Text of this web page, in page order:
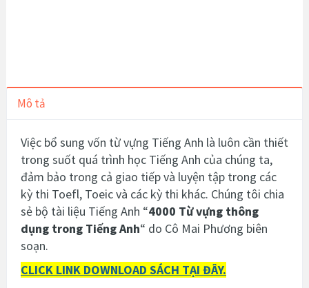
Mô tả
Việc bổ sung vốn từ vựng Tiếng Anh là luôn cần thiết
trong suốt quá trình học Tiếng Anh của chúng ta,
đảm bảo trong cả giao tiếp và luyện tập trong các
kỳ thi Toefl, Toeic và các kỳ thi khác. Chúng tôi chia
sẻ bộ tài liệu Tiếng Anh “4000 Từ vựng thông
dụng trong Tiếng Anh“ do Cô Mai Phương biên
soạn.
CLICK LINK DOWNLOAD SÁCH TẠI ĐÂY.